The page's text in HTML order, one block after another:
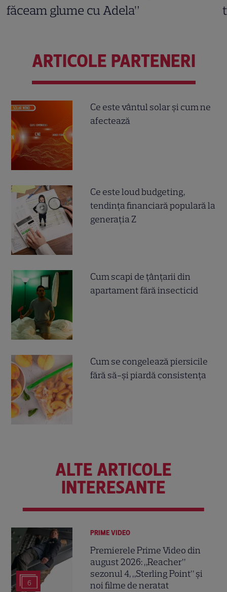
făceam glume cu Adela”
ARTICOLE PARTENERI
Ce este vântul solar și cum ne
afectează
Ce este loud budgeting,
tendința financiară populară la
generația Z
Cum scapi de țânțarii din
apartament fără insecticid
Cum se congelează piersicile
fără să-și piardă consistența
ALTE ARTICOLE
INTERESANTE
6
PRIME VIDEO
Premierele Prime Video din
august 2026: „Reacher”
sezonul 4, „Sterling Point” și
noi filme de neratat